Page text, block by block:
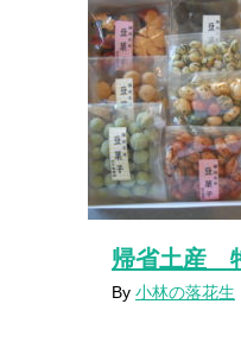
帰省土産
By 小林の落花生